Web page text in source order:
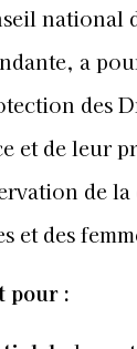
national
a
des
et de leur
de
et des
pour :